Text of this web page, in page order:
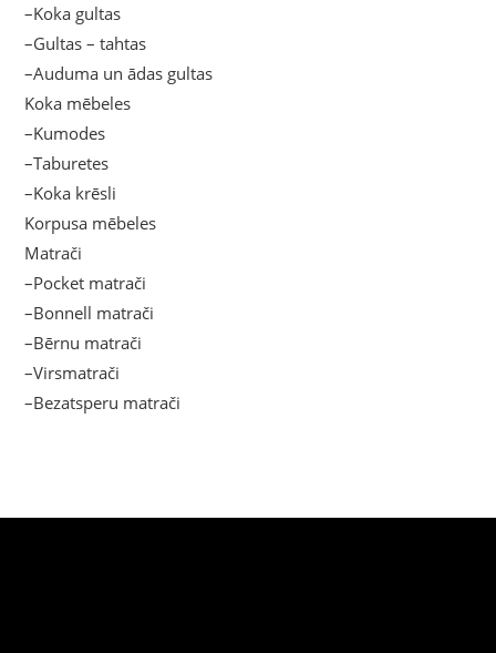
–Koka gultas
–Gultas – tahtas
–Auduma un ādas gultas
Koka mēbeles
–Kumodes
–Taburetes
–Koka krēsli
Korpusa mēbeles
Matrači
–Pocket matrači
–Bonnell matrači
–Bērnu matrači
–Virsmatrači
–Bezatsperu matrači